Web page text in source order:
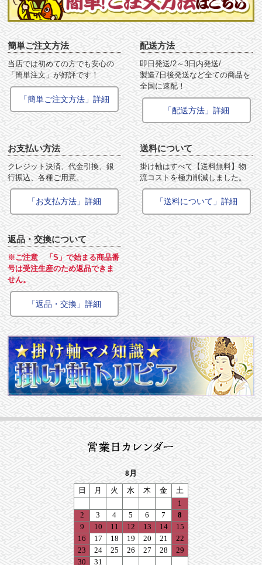
簡単ご注文方法
当店では初めての方でも安心の
「簡単注文」が好評です！
「簡単ご注文方法」詳細
配送方法
即日発送/2～3日内発送/
製造7日後発送など全ての商品を
全国に速配！
「配送方法」詳細
お支払い方法
クレジット決済、代金引換、銀
行振込、各種ご用意。
「お支払方法」詳細
送料について
掛け軸はすべて【送料無料】物
流コストを極力削減しました。
「送料について」詳細
返品・交換について
※ご注意 「S」で始まる商品番
号は受注生産のため返品できま
せん。
「返品・交換」詳細